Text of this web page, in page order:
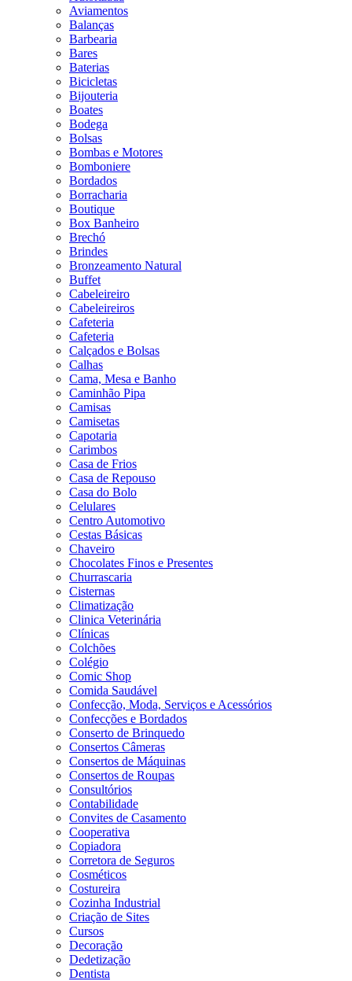
Aviamentos
Balanças
Barbearia
Bares
Baterias
Bicicletas
Bijouteria
Boates
Bodega
Bolsas
Bombas e Motores
Bomboniere
Bordados
Borracharia
Boutique
Box Banheiro
Brechó
Brindes
Bronzeamento Natural
Buffet
Cabeleireiro
Cabeleireiros
Cafeteria
Cafeteria
Calçados e Bolsas
Calhas
Cama, Mesa e Banho
Caminhão Pipa
Camisas
Camisetas
Capotaria
Carimbos
Casa de Frios
Casa de Repouso
Casa do Bolo
Celulares
Centro Automotivo
Cestas Básicas
Chaveiro
Chocolates Finos e Presentes
Churrascaria
Cisternas
Climatização
Clinica Veterinária
Clínicas
Colchões
Colégio
Comic Shop
Comida Saudável
Confecção, Moda, Serviços e Acessórios
Confecções e Bordados
Conserto de Brinquedo
Consertos Câmeras
Consertos de Máquinas
Consertos de Roupas
Consultórios
Contabilidade
Convites de Casamento
Cooperativa
Copiadora
Corretora de Seguros
Cosméticos
Costureira
Cozinha Industrial
Criação de Sites
Cursos
Decoração
Dedetização
Dentista